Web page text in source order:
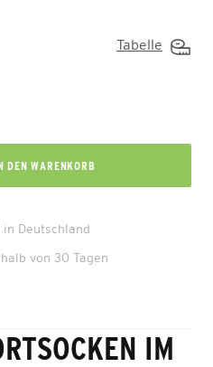
Tabelle
DEN WARENKORB
in Deutschland
von 30 Tagen
IM